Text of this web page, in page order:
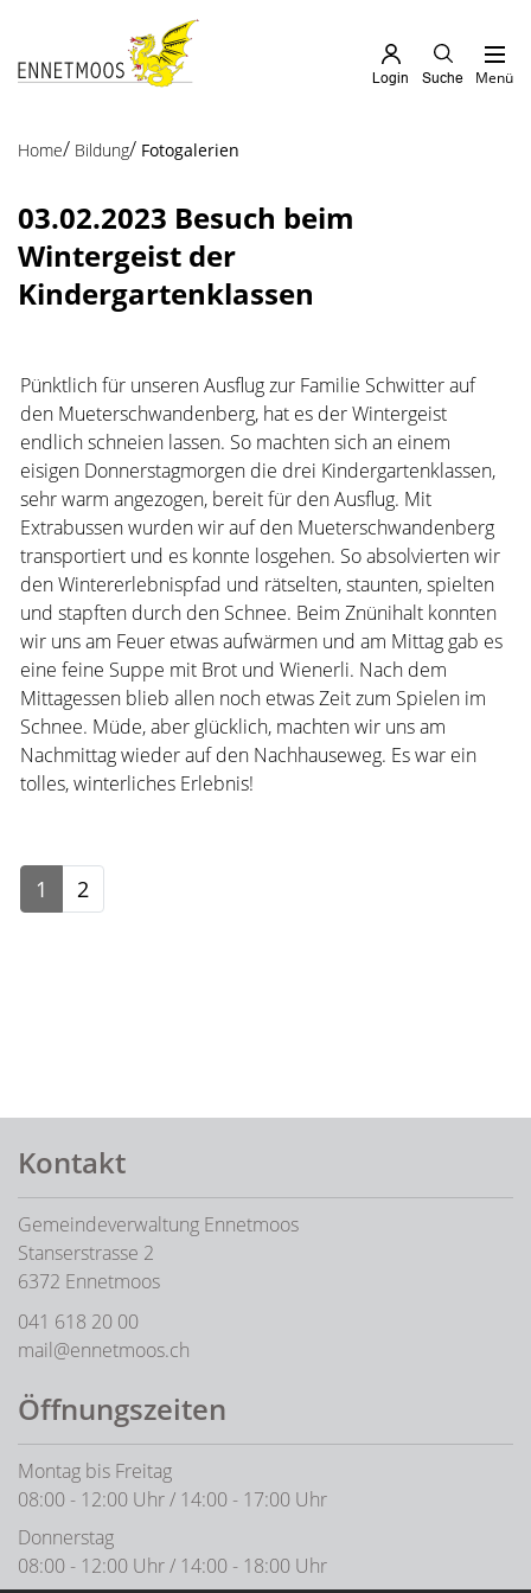
zur Startseite
Direkt zur Hauptnavigation
Direkt zum Inhalt
Direkt zur Suche
Direkt zum Stichwortverzeichnis
Menü
Suche
Login
Home Bildung Fotogalerien
03.02.2023 Besuch beim
Wintergeist der
Kindergartenklassen
Pünktlich für unseren Ausflug zur Familie Schwitter auf
den Mueterschwandenberg, hat es der Wintergeist
endlich schneien lassen. So machten sich an einem
eisigen Donnerstagmorgen die drei Kindergartenklassen,
sehr warm angezogen, bereit für den Ausflug. Mit
Extrabussen wurden wir auf den Mueterschwandenberg
transportiert und es konnte losgehen. So absolvierten wir
den Wintererlebnispfad und rätselten, staunten, spielten
und stapften durch den Schnee. Beim Znünihalt konnten
wir uns am Feuer etwas aufwärmen und am Mittag gab es
eine feine Suppe mit Brot und Wienerli. Nach dem
Mittagessen blieb allen noch etwas Zeit zum Spielen im
Schnee. Müde, aber glücklich, machten wir uns am
Nachmittag wieder auf den Nachhauseweg. Es war ein
tolles, winterliches Erlebnis!
1 2
Kontakt
Gemeindeverwaltung Ennetmoos
Stanserstrasse 2
6372 Ennetmoos
041 618 20 00
mail@ennetmoos.ch
Öffnungszeiten
Montag bis Freitag
08:00 - 12:00 Uhr / 14:00 - 17:00 Uhr
Donnerstag
08:00 - 12:00 Uhr / 14:00 - 18:00 Uhr